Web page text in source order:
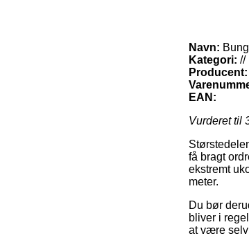
Navn:
Kategori: //
Producent:
EAN:
Vurderet til
få bragt
ekstremt
meter.
Du bør
bliver i
at være selv